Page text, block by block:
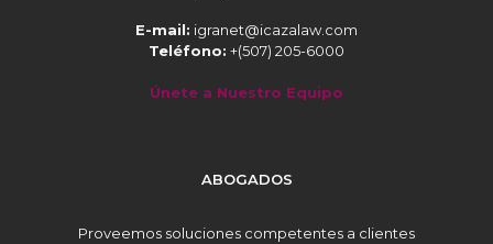
E-mail: igranet@icazalaw.com
Teléfono: +(507) 205-6000
Únete a Nuestro Equipo
ABOGADOS
Proveemos soluciones competentes a clientes